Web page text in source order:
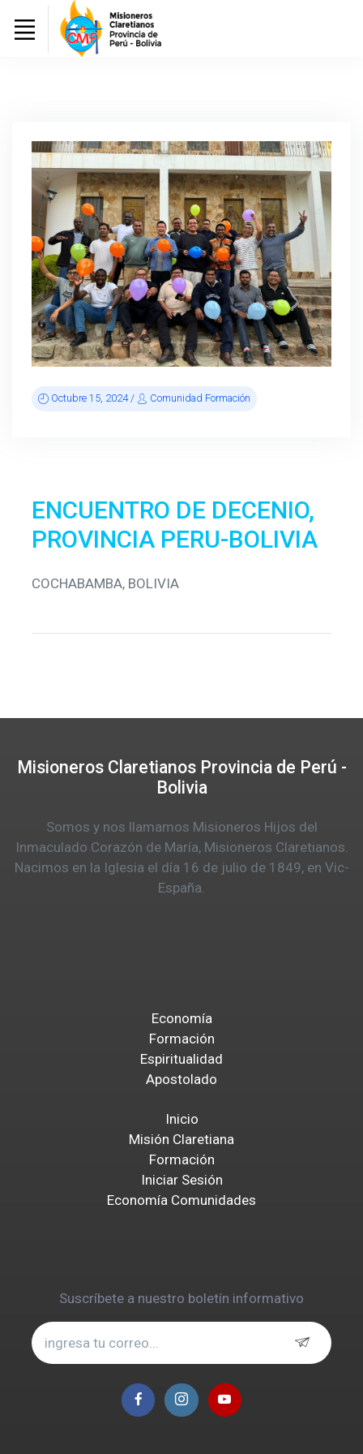
ENCUENTRO DE DECENIO,
PROVINCIA PERU-BOLIVIA
COCHABAMBA, BOLIVIA
Octubre 15, 2024 / Comunidad Formación
Misioneros Claretianos Provincia de Perú -
Bolivia
Somos y nos llamamos Misioneros Hijos del
Inmaculado Corazón de María, Misioneros Claretianos.
Nacimos en la Iglesia el día 16 de julio de 1849, en Vic-
España.
Economía
Formación
Espiritualidad
Apostolado
Inicio
Misión Claretiana
Formación
Iniciar Sesión
Economía Comunidades
Suscríbete a nuestro boletín informativo